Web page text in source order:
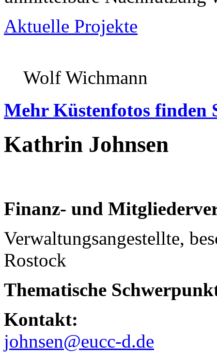
Aktuelle Projekte
Wolf Wichmann
Mehr Küstenfotos finden
Kathrin Johnsen
Finanz- und
Verwaltungsangestellte,
Rostock
Thematische
Kontakt:
johnsen@eucc-d.de